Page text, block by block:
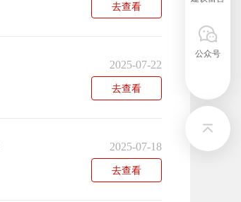
去查看
2025-07-22
去查看
2025-07-18
去查看
公众号